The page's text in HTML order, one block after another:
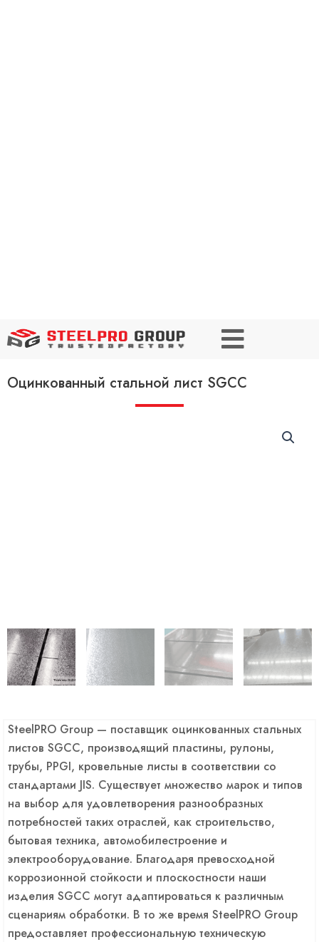
Оцинкованный стальной лист SGCC
SteelPRO Group — поставщик оцинкованных стальных
листов SGCC, производящий пластины, рулоны,
трубы, PPGI, кровельные листы в соответствии со
стандартами JIS. Существует множество марок и типов
на выбор для удовлетворения разнообразных
потребностей таких отраслей, как строительство,
бытовая техника, автомобилестроение и
электрооборудование. Благодаря превосходной
коррозионной стойкости и плоскостности наши
изделия SGCC могут адаптироваться к различным
сценариям обработки. В то же время SteelPRO Group
предоставляет профессиональную техническую